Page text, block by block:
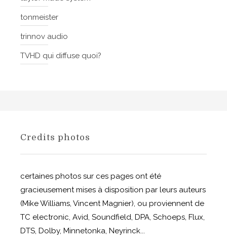
tonmeister
trinnov audio
TVHD qui diffuse quoi?
Credits photos
certaines photos sur ces pages ont été
gracieusement mises à disposition par leurs auteurs
(Mike Williams, Vincent Magnier), ou proviennent de
TC electronic, Avid, Soundfield, DPA, Schoeps, Flux,
DTS, Dolby, Minnetonka, Neyrinck...